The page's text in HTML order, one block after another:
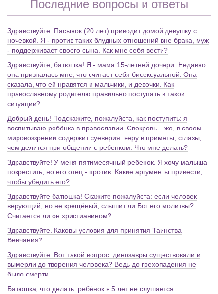
Последние вопросы и ответы
Здравствуйте. Пасынок (20 лет) приводит домой девушку с
ночевкой. Я - против таких блудных отношений вне брака, муж
- поддерживает своего сына. Как мне себя вести?
Здравствуйте, батюшка! Я - мама 15-летней дочери. Недавно
она призналась мне, что считает себя бисексуальной. Она
сказала, что ей нравятся и мальчики, и девочки. Как
православному родителю правильно поступать в такой
ситуации?
Добрый день! Подскажите, пожалуйста, как поступить: я
воспитываю ребёнка в православии. Свекровь – же, в своем
мировоззрении содержит суеверия: веру в приметы, сглазы,
чем делится при общении с ребенком. Что мне делать?
Здравствуйте! У меня пятимесячный ребенок. Я хочу малыша
покрестить, но его отец - против. Какие аргументы привести,
чтобы убедить его?
Здравствуйте батюшка! Скажите пожалуйста: если человек
верующий, но не крещёный, слышит ли Бог его молитвы?
Считается ли он христианином?
Здравствуйте. Каковы условия для принятия Таинства
Венчания?
Здравствуйте. Вот такой вопрос: динозавры существовали и
вымерли до творения человека? Ведь до грехопадения не
было смерти.
Батюшка, что делать: ребёнок в 5 лет не слушается